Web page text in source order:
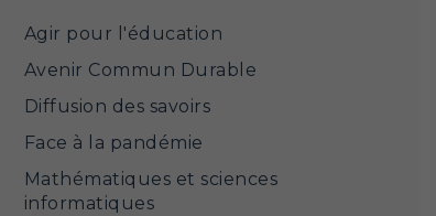
Agir pour l'éducation
Avenir Commun Durable
Diffusion des savoirs
Face à la pandémie
Mathématiques et sciences
informatiques